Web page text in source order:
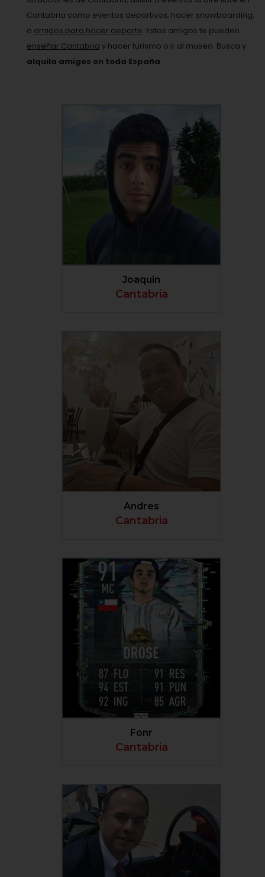
Cantabria como eventos deportivos, hacer snowboarding,
o amigos para hacer deporte. Estos amigos te pueden
enseñar Cantabria y hacer turismo o ir al museo. Busca y
alquila amigos en toda España.
Joaquin
Cantabria
VER PERFIL
Andres
Cantabria
VER PERFIL
Fonr
Cantabria